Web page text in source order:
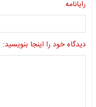
رایانامه
دیدگاه خود را اینجا بنویسید: